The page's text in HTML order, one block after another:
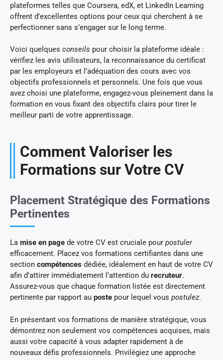
plateformes telles que Coursera, edX, et LinkedIn Learning
offrent d’excellentes options pour ceux qui cherchent à se
perfectionner sans s’engager sur le long terme.
Voici quelques conseils pour choisir la plateforme idéale :
vérifiez les avis utilisateurs, la reconnaissance du certificat
par les employeurs et l’adéquation des cours avec vos
objectifs professionnels et personnels. Une fois que vous
avez choisi une plateforme, engagez-vous pleinement dans la
formation en vous fixant des objectifs clairs pour tirer le
meilleur parti de votre apprentissage.
Comment Valoriser les
Formations sur Votre CV
Placement Stratégique des Formations
Pertinentes
La mise en page de votre CV est cruciale pour postuler
efficacement. Placez vos formations certifiantes dans une
section compétences dédiée, idéalement en haut de votre CV
afin d’attirer immédiatement l’attention du recruteur.
Assurez-vous que chaque formation listée est directement
pertinente par rapport au poste pour lequel vous postulez.
En présentant vos formations de manière stratégique, vous
démontrez non seulement vos compétences acquises, mais
aussi votre capacité à vous adapter rapidement à de
nouveaux défis professionnels. Privilégiez une approche